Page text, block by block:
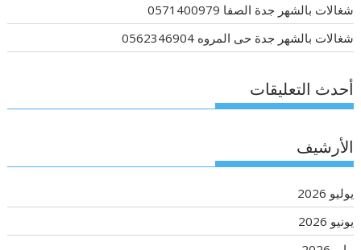
شغالات بالشهر جدة الصفا 0571400979
شغالات بالشهر جدة حى المروه 0562346904
أحدث التعليقات
الأرشيف
يوليو 2026
يونيو 2026